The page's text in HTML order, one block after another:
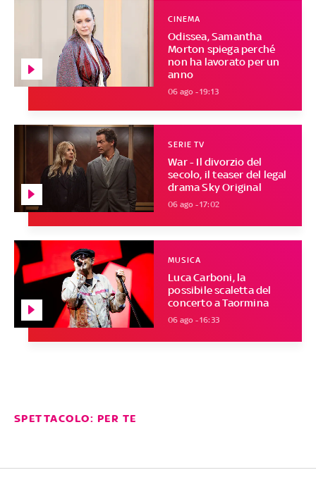
Odissea, Samantha
Morton spiega perché
non ha lavorato per un
anno
CINEMA
06 ago - 19:13
War - Il divorzio del
secolo, il teaser del legal
drama Sky Original
SERIE TV
06 ago - 17:02
Luca Carboni, la
possibile scaletta del
concerto a Taormina
MUSICA
06 ago - 16:33
SPETTACOLO: PER TE